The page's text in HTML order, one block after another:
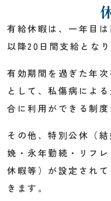
有給休暇は、一年目
以降20日間支給となり
有効期間を過ぎた年
として、私傷病によ
合に利用ができる制度
その他、特別公休（
娩・永年勤続・リフ
休暇等）が設定され
きます。